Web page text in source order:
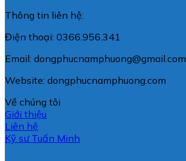
Thông tin liên hệ:
Điện thoại: 0366.956.341
Email: dongphucnamphuong@gmail.com
Website: dongphucnamphuong.com
Về chúng tôi
Giới thiệu
Liên hệ
Kỹ sư Tuấn Minh